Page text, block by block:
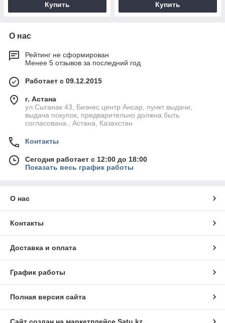
Купить Купить
О нас
Рейтинг не сформирован
Менее 5 отзывов за последний год
Работает с 09.12.2015
г. Астана
ул.Сыганак 43, Бизнес центр Ансар, пункт выдачи,
выдача покупок, предварительно должна быть
согласована., Астана, Казахстан
Контакты
Сегодня работает с 12:00 до 18:00
Показать весь график работы
О нас
Контакты
Доставка и оплата
График работы
Полная версия сайта